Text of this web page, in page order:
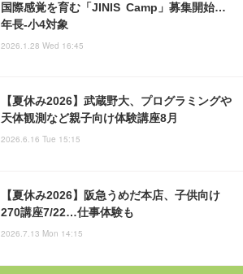
国際感覚を育む「JINIS Camp」募集開始…
年長-小4対象
2026.1.28 Wed 16:45
【夏休み2026】武蔵野大、プログラミングや
天体観測など親子向け体験講座8月
2026.6.16 Tue 15:15
【夏休み2026】阪急うめだ本店、子供向け
270講座7/22…仕事体験も
2026.7.13 Mon 14:15